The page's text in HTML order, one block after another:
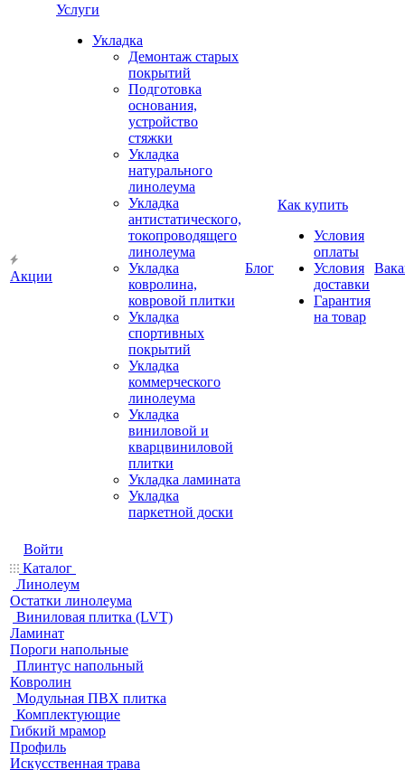
Акции
Услуги
Укладка
Демонтаж старых
покрытий
Подготовка
основания,
устройство
стяжки
Укладка
натурального
линолеума
Укладка
антистатического,
токопроводящего
линолеума
Укладка
ковролина,
ковровой плитки
Укладка
спортивных
покрытий
Укладка
коммерческого
линолеума
Укладка
виниловой и
кварцвиниловой
плитки
Укладка ламината
Укладка
паркетной доски
Блог
Как купить
Условия
оплаты
Условия
доставки
Гарантия
на товар
Войти
Каталог
Линолеум
Остатки линолеума
Виниловая плитка (LVT)
Ламинат
Пороги напольные
Плинтус напольный
Ковролин
Модульная ПВХ плитка
Комплектующие
Гибкий мрамор
Профиль
Искусственная трава